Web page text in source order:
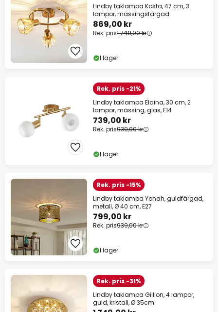
Lindby taklampa Kosta, 47 cm, 3
lampor, mässingsfärgad
869,00 kr
Rek. pris1 749,00 kr
I lager
Rek. pris -21%
Lindby taklampa Elaina, 30 cm, 2
lampor, mässing, glas, E14
739,00 kr
Rek. pris939,00 kr
I lager
Rek. pris -15%
Lindby taklampa Yonah, guldfärgad,
metall, Ø 40 cm, E27
799,00 kr
Rek. pris939,00 kr
I lager
Rek. pris -31%
Lindby taklampa Gillion, 4 lampor,
guld, kristall, Ø 35cm